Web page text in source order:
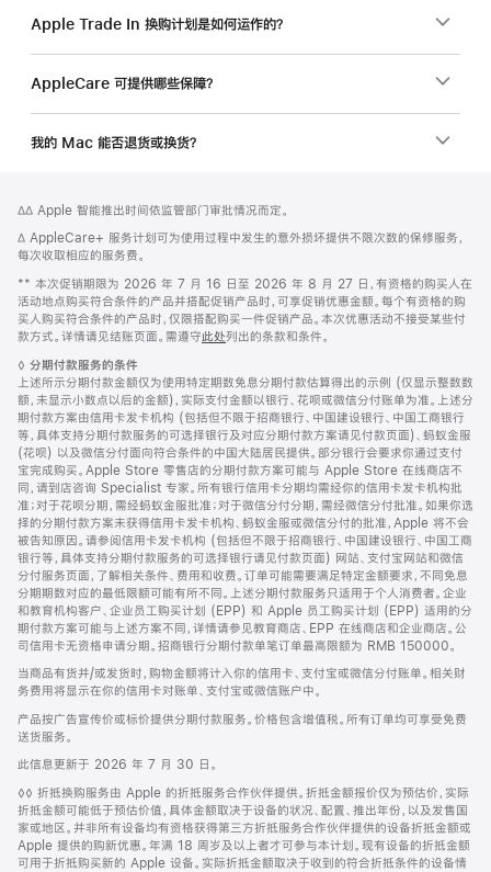
Apple Trade In 换购计划是如何运作的？
AppleCare 可提供哪些保障？
我的 Mac 能否退货或换货？
页
脚
注
脚
∆∆ Apple 智能推出时间依监管部门审批情况而定。
脚
注
∆ AppleCare+ 服务计划可为使用过程中发生的意外损坏提供不限次数的保修服务，
每次收取相应的服务费。
脚
注
** 本次促销期限为 2026 年 7 月 16 日至 2026 年 8 月 27 日，有资格的购买人在
活动地点购买符合条件的产品并搭配促销产品时，可享促销优惠金额。每个有资格的购
买人购买符合条件的产品时，仅限搭配购买一件促销产品。本次优惠活动不接受某些付
款方式。详情请见结账页面。需遵守此处列出的条款和条件。
脚
注
◊ 分期付款服务的条件
上述所示分期付款金额仅为使用特定期数免息分期付款估算得出的示例 (仅显示整数数
额，未显示小数点以后的金额)，实际支付金额以银行、花呗或微信分付账单为准。上述分
期付款方案由信用卡发卡机构 (包括但不限于招商银行、中国建设银行、中国工商银行
等，具体支持分期付款服务的可选择银行及对应分期付款方案请见付款页面)、蚂蚁金服
(花呗) 以及微信分付面向符合条件的中国大陆居民提供。部分银行会要求你通过支付
宝完成购买。Apple Store 零售店的分期付款方案可能与 Apple Store 在线商店不
同，请到店咨询 Specialist 专家。所有银行信用卡分期均需经你的信用卡发卡机构批
准；对于花呗分期，需经蚂蚁金服批准；对于微信分付分期，需经微信分付批准。如果你选
择的分期付款方案未获得信用卡发卡机构、蚂蚁金服或微信分付的批准，Apple 将不会
被告知原因。请参阅信用卡发卡机构 (包括但不限于招商银行、中国建设银行、中国工商
银行等，具体支持分期付款服务的可选择银行请见付款页面) 网站、支付宝网站和微信
分付服务页面，了解相关条件、费用和收费。订单可能需要满足特定金额要求，不同免息
分期期数对应的最低限额可能有所不同。上述分期付款服务只适用于个人消费者。企业
和教育机构客户、企业员工购买计划 (EPP) 和 Apple 员工购买计划 (EPP) 适用的分
期付款方案可能与上述方案不同，详情请参见教育商店、EPP 在线商店和企业商店。公
司信用卡无资格申请分期。招商银行分期付款单笔订单最高限额为 RMB 150000。
当商品有货并/或发货时，购物金额将计入你的信用卡、支付宝或微信分付账单。相关财
务费用将显示在你的信用卡对账单、支付宝或微信账户中。
产品按广告宣传价或标价提供分期付款服务。价格包含增值税。所有订单均可享受免费
送货服务。
此信息更新于 2026 年 7 月 30 日。
脚
注
◊◊ 折抵换购服务由 Apple 的折抵服务合作伙伴提供。折抵金额报价仅为预估价，实际
折抵金额可能低于预估价值，具体金额取决于设备的状况、配置、推出年份，以及发售国
家或地区。并非所有设备均有资格获得第三方折抵服务合作伙伴提供的设备折抵金额或
Apple 提供的购新优惠。年满 18 周岁及以上者才可参与本计划。现有设备的折抵金额
可用于折抵购买新的 Apple 设备。实际折抵金额取决于收到的符合折抵条件的设备情